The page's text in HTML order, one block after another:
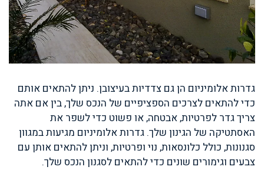
גדרות אלומיניום הן גם צדדיות בעיצובן. ניתן להתאים אותם
כדי להתאים לצרכים הספציפיים של הנכס שלך, בין אם אתה
צריך גדר לפרטיות, אבטחה, או פשוט כדי לשפר את
האסתטיקה של הגינון שלך. גדרות אלומיניום מגיעות במגוון
סגנונות, כולל כלונסאות, נוי ופרטיות, וניתן להתאים אותן עם
צבעים וגימורים שונים כדי להתאים לסגנון הנכס שלך.